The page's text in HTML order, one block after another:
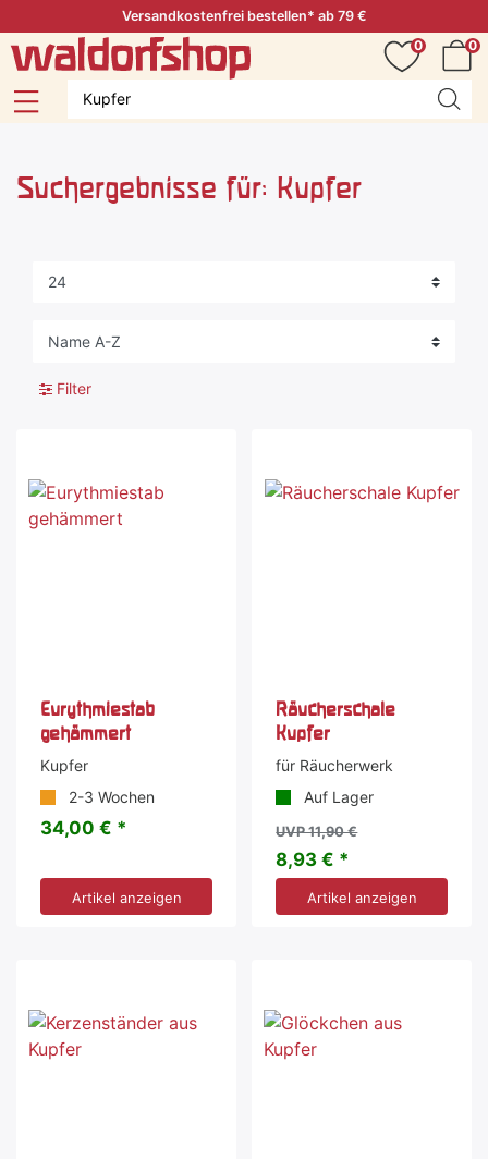
Versandkostenfrei bestellen* ab 79 €
0
0
Suchergebnisse für: Kupfer
Filter
Eurythmiestab
gehämmert
Kupfer
2-3 Wochen
34,00 € *
Artikel anzeigen
Räucherschale
Kupfer
für Räucherwerk
Auf Lager
UVP 11,90 €
8,93 € *
Artikel anzeigen